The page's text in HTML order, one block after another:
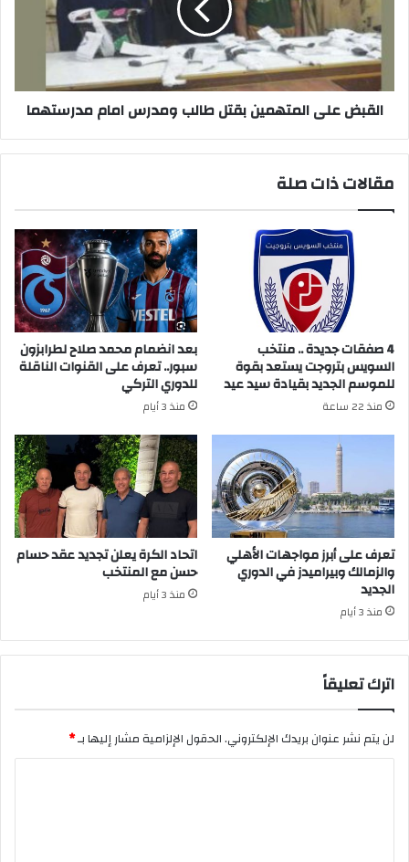
طالب
ومدرس
امام
مدرستهما
القبض على المتهمين بقتل طالب ومدرس امام مدرستهما
مقالات ذات صلة
4 صفقات جديدة .. منتخب
السويس بتروجت يستعد بقوة
للموسم الجديد بقيادة سيد عيد
منذ 22 ساعة
بعد انضمام محمد صلاح لطرابزون
سبور.. تعرف على القنوات الناقلة
للدوري التركي
منذ 3 أيام
تعرف على أبرز مواجهات الأهلي
والزمالك وبيراميدز في الدوري
الجديد
منذ 3 أيام
اتحاد الكرة يعلن تجديد عقد حسام
حسن مع المنتخب
منذ 3 أيام
اترك تعليقاً
لن يتم نشر عنوان بريدك الإلكتروني.الحقول الإلزامية مشار إليها بـ*